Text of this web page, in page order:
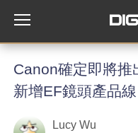
Canon確定即將推
新增EF鏡頭產品線
Lucy Wu